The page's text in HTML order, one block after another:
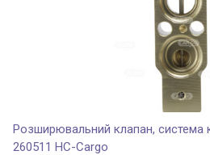
Розширювальний клапан, система
260511 HC-Cargo